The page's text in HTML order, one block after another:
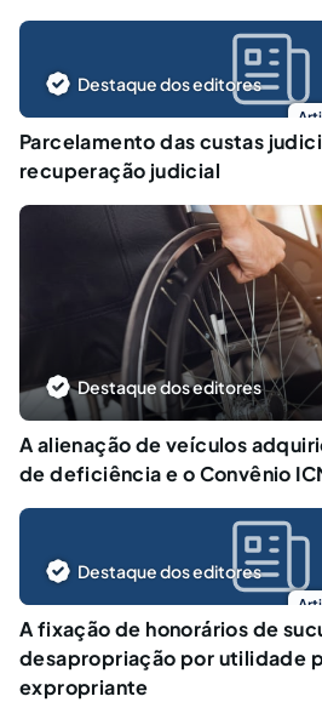
Destaque dos editores
Parcelamento das custas
recuperação judicial
Destaque dos editores
A alienação de veículos
de deficiência e o Convênio
Destaque dos editores
A fixação de honorários de
desapropriação por utilidade
expropriante